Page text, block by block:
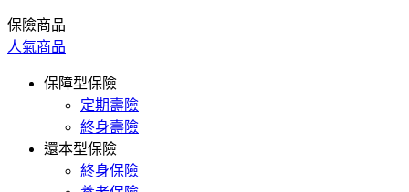
保險商品
人氣商品
保障型保險
定期壽險
終身壽險
還本型保險
終身保險